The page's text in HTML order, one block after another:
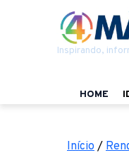
Inspirando,
HOME
Início /